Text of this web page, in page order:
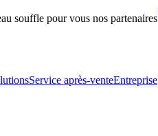
souffle pour vous nos partenaires
Service après-venteEntreprise